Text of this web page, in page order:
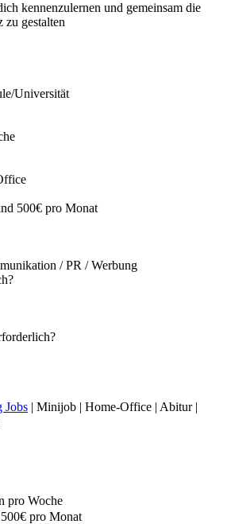
kennenzulernen und gemeinsam die
gestalten
Universität
500€ pro Monat
/ PR / Werbung
Jobs | Minijob | Home-Office | Abitur |
pro Woche
pro Monat